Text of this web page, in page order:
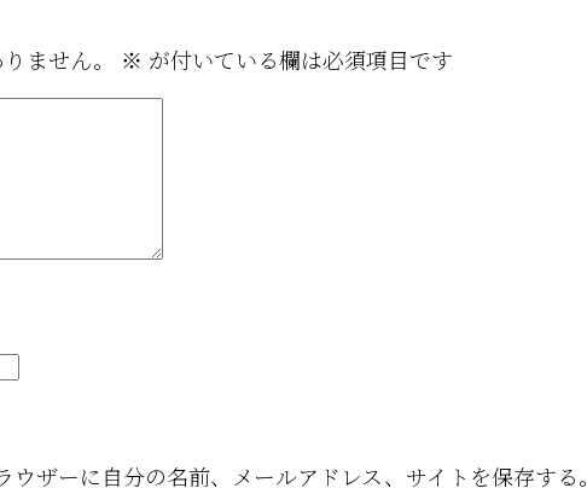
ません。 ※ が付いている欄は必須項目です
ザーに自分の名前、メールアドレス、サイトを保存する。